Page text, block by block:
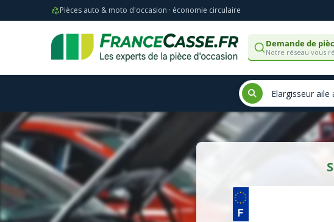
Pièces auto & moto d'occasion · économie circulaire
Demande de
Notre réseau vous